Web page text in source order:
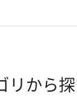
リから